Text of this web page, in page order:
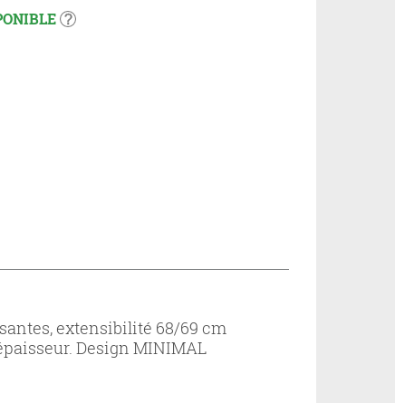
extensibilité 68/69 cm
Design MINIMAL